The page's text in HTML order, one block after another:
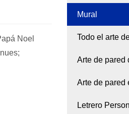
Noel
Mural
Todo el arte
Arte de pared
Arte de pared
Letrero